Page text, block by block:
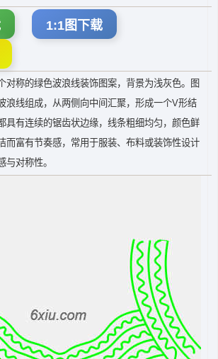
1:1图下载
对称的绿色波浪线装饰图案，背景为浅灰色。图
浪线组成，从两侧向中间汇聚，形成一个V形结
具有连续的锯齿状边缘，线条粗细均匀，颜色鲜
而富有节奏感，常用于服装、布料或装饰性设计
与对称性。